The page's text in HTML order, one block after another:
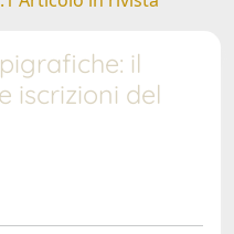
il
iscrizioni del